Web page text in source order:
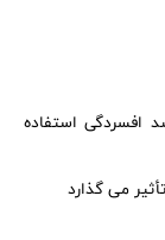
افسردگی استفاده
می گذارد